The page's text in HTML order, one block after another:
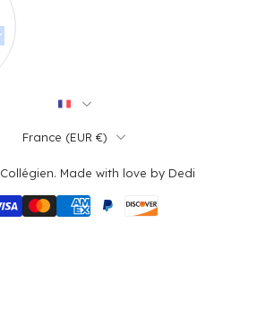
France ‎(EUR €)‎
Collégien. Made with love by Dedi